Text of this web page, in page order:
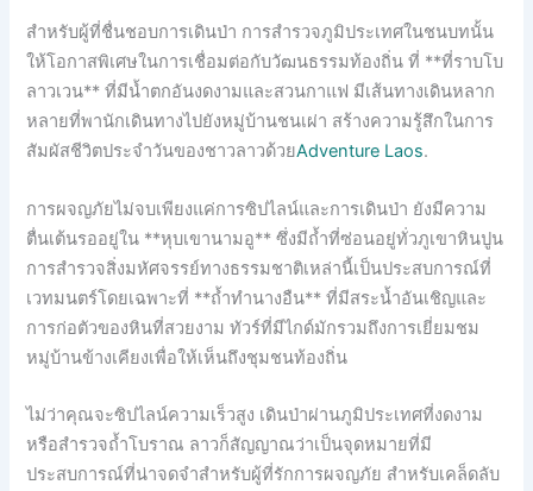
สำหรับผู้ที่ชื่นชอบการเดินป่า การสำรวจภูมิประเทศในชนบทนั้น
ให้โอกาสพิเศษในการเชื่อมต่อกับวัฒนธรรมท้องถิ่น ที่ **ที่ราบโบ
ลาวเวน** ที่มีน้ำตกอันงดงามและสวนกาแฟ มีเส้นทางเดินหลาก
หลายที่พานักเดินทางไปยังหมู่บ้านชนเผ่า สร้างความรู้สึกในการ
สัมผัสชีวิตประจำวันของชาวลาวด้วยAdventure Laos.
การผจญภัยไม่จบเพียงแค่การซิปไลน์และการเดินป่า ยังมีความ
ตื่นเต้นรออยู่ใน **หุบเขานามอู** ซึ่งมีถ้ำที่ซ่อนอยู่ทั่วภูเขาหินปูน
การสำรวจสิ่งมหัศจรรย์ทางธรรมชาติเหล่านี้เป็นประสบการณ์ที่
เวทมนตร์โดยเฉพาะที่ **ถ้ำทำนางอืน** ที่มีสระน้ำอันเชิญและ
การก่อตัวของหินที่สวยงาม ทัวร์ที่มีไกด์มักรวมถึงการเยี่ยมชม
หมู่บ้านข้างเคียงเพื่อให้เห็นถึงชุมชนท้องถิ่น
ไม่ว่าคุณจะซิปไลน์ความเร็วสูง เดินป่าผ่านภูมิประเทศที่งดงาม
หรือสำรวจถ้ำโบราณ ลาวก็สัญญาณว่าเป็นจุดหมายที่มี
ประสบการณ์ที่น่าจดจำสำหรับผู้ที่รักการผจญภัย สำหรับเคล็ดลับ